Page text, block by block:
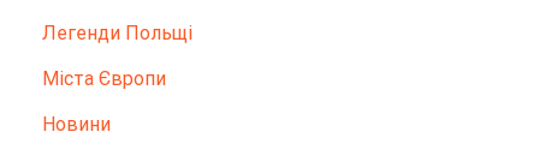
Легенди Польщі
Міста Європи
Новини